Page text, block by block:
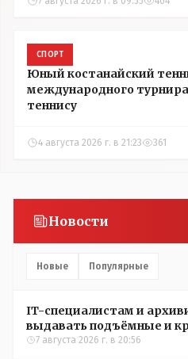
СПОРТ
Юный костанайский
международного
теннису
4 августа 2026 г. в 21:23 361
Новости
Новые Популярные
IT-специалистам и
выдавать подъёмные и
сёлах Казахстана
7 августа 2026 г. в 20:56